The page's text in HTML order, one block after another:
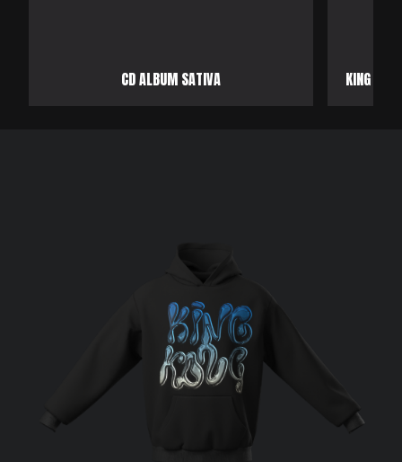
CD ALBUM SATIVA KING